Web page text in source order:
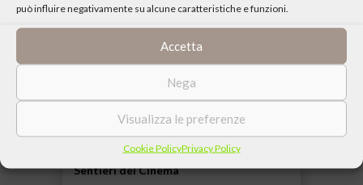
può influire negativamente su alcune caratteristiche e funzioni.
Accetta
Nega
Visualizza le preferenze
Cookie PolicyPrivacy Policy
Sentieri del Cinema